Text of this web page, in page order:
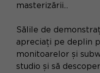
masterizării...
Sălile de
apreciați pe deplin
monitoarelor și
studio și să